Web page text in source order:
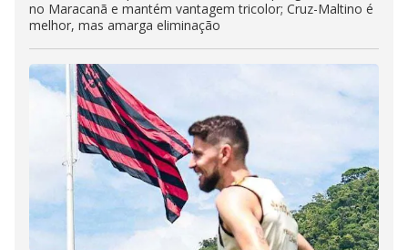
no Maracanã e mantém vantagem tricolor; Cruz-Maltino é
melhor, mas amarga eliminação